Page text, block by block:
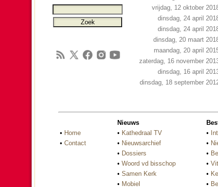
vrijdag, 12 oktober
dinsdag, 24 april
dinsdag, 24 april
dinsdag, 20 maart
maandag, 20 april
zaterdag, 16 november
dinsdag, 16 april
dinsdag, 18 september
• Home
• Contact
Nieuws
• Kathedraal TV
• Nieuwsarchief
• Dossiers
• Woord vd bisschop
• Samen Kerk
• Mobiel
•
•
•
•
•
•